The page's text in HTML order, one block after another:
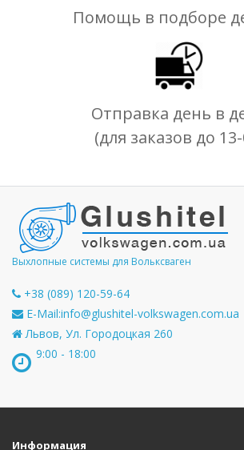
Помощь в подборе
Отправка день в
(для заказов до
Выхлопные системы для Вольксваген
+38 (089) 120-59-64
E-Mail:info@glushitel-volkswagen.com.ua
Львов, Ул. Городоцкая 260
9:00 - 18:00
Информация